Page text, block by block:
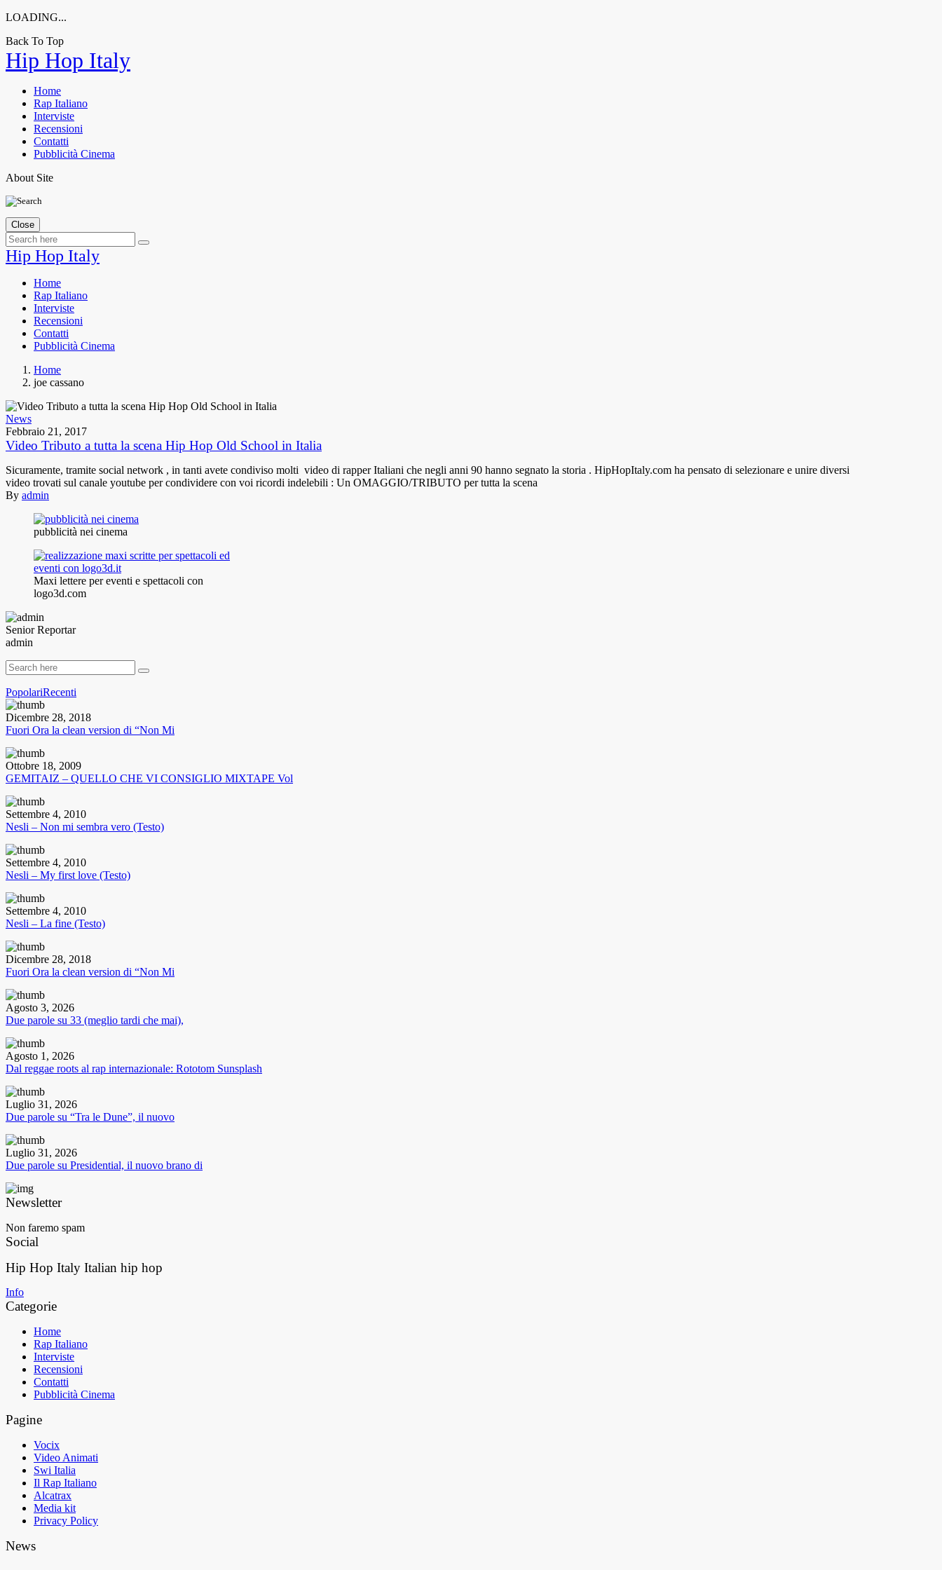
LOADING...
Back To Top
Skip
to
Hip Hop Italy
Home
Rap Italiano
Interviste
Recensioni
Contatti
Pubblicità Cinema
About Site
Close
Hip Hop Italy
Home
Rap Italiano
Interviste
Recensioni
Contatti
Pubblicità Cinema
Home
joe cassano
News
Febbraio 21, 2017
Video Tributo a tutta la scena Hip Hop Old School in Italia
Sicuramente, tramite social network , in tanti avete condiviso molti video di rapper Italiani che negli anni 90 hanno segnato la storia . HipHopItaly.com ha pensato di selezionare e unire diversi
video trovati sul canale youtube per condividere con voi ricordi indelebili : Un OMAGGIO/TRIBUTO per tutta la scena
By admin
pubblicità nei cinema
Maxi lettere per eventi e spettacoli con
logo3d.com
Senior Reportar
admin
PopolariRecenti
Dicembre 28, 2018
Fuori Ora la clean version di “Non Mi
Ottobre 18, 2009
GEMITAIZ – QUELLO CHE VI CONSIGLIO MIXTAPE Vol
Settembre 4, 2010
Nesli – Non mi sembra vero (Testo)
Settembre 4, 2010
Nesli – My first love (Testo)
Settembre 4, 2010
Nesli – La fine (Testo)
Dicembre 28, 2018
Fuori Ora la clean version di “Non Mi
Agosto 3, 2026
Due parole su 33 (meglio tardi che mai),
Agosto 1, 2026
Dal reggae roots al rap internazionale: Rototom Sunsplash
Luglio 31, 2026
Due parole su “Tra le Dune”, il nuovo
Luglio 31, 2026
Due parole su Presidential, il nuovo brano di
Newsletter
Non faremo spam
Social
Hip Hop Italy Italian hip hop
Info
Categorie
Home
Rap Italiano
Interviste
Recensioni
Contatti
Pubblicità Cinema
Pagine
Vocix
Video Animati
Swi Italia
Il Rap Italiano
Alcatrax
Media kit
Privacy Policy
News